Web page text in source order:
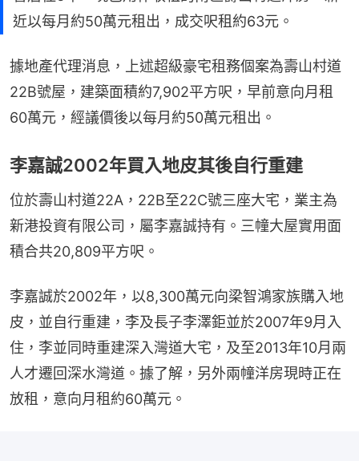
近以每月約50萬元租出，成交呎租約63元。
據地產代理消息，上述超級豪宅租務個案為壽山村道
22B號屋，建築面積約7,902平方呎，早前意向月租
60萬元，經議價後以每月約50萬元租出。
李嘉誠2002年買入地皮其後自行重建
位於壽山村道22A，22B至22C號三座大宅，業主為
新港投資有限公司，屬李嘉誠持有。三幢大屋實用面
積合共20,809平方呎。
李嘉誠於2002年，以8,300萬元向梁智鴻家族購入地
皮，並自行重建，李及長子李澤鉅並於2007年9月入
住，李並同時重建深入灣道大宅，及至2013年10月兩
人才遷回深水灣道。據了解，另外兩幢洋房現時正在
放租，意向月租約60萬元。